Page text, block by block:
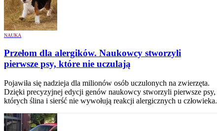
NAUKA
Przełom dla alergików. Naukowcy stworzyli
pierwsze psy, które nie uczulają
Pojawiła się nadzieja dla milionów osób uczulonych na zwierzęta.
Dzięki precyzyjnej edycji genów naukowcy stworzyli pierwsze psy,
których ślina i sierść nie wywołują reakcji alergicznych u człowieka.